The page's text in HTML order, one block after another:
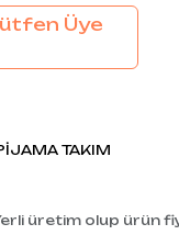
Üye
TAKIM
üretim olup ürün